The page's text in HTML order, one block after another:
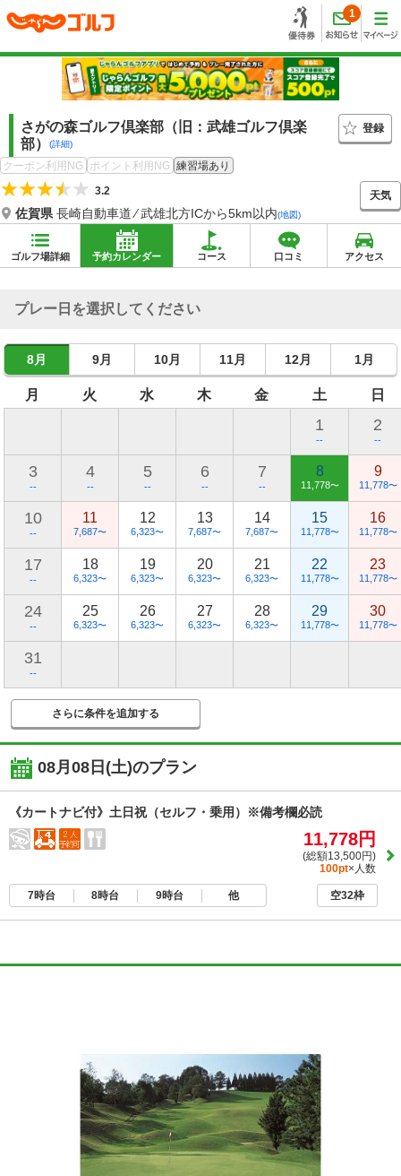
1
さがの森ゴルフ倶楽部（旧：武雄ゴルフ倶楽
部）
(詳細)
登録
クーポン利用NG ポイント利用NG 練習場あり
3.2
佐賀県長崎自動車道 ⁄ 武雄北方ICから5km以内(地図)
天気
ゴルフ場詳細 予約カレンダー コース 口コミ アクセス
プレー日を選択してください
8月 9月 10月 11月 12月 1月
月 火 水 木 金 土 日
1
--
2
--
3
--
4
--
5
--
6
--
7
--
8
11,778〜
9
11,778〜
10
--
11
7,687〜
12
6,323〜
13
7,687〜
14
7,687〜
15
11,778〜
16
11,778〜
17
--
18
6,323〜
19
6,323〜
20
6,323〜
21
6,323〜
22
11,778〜
23
11,778〜
24
--
25
6,323〜
26
6,323〜
27
6,323〜
28
6,323〜
29
11,778〜
30
11,778〜
31
--
さらに条件を追加する
08月08日(土)のプラン
《カートナビ付》土日祝（セルフ・乗用）※備考欄必読
11,778円
(総額13,500円)
100pt×人数
7時台 8時台 9時台 他 空32枠